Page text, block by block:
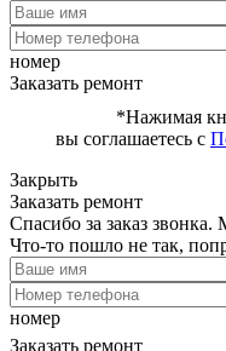
номер
Заказать ремонт
*Нажимая
вы соглашаетесь с
Закрыть
Заказать ремонт
Спасибо за заказ
Что-то пошло не так,
номер
Заказать ремонт